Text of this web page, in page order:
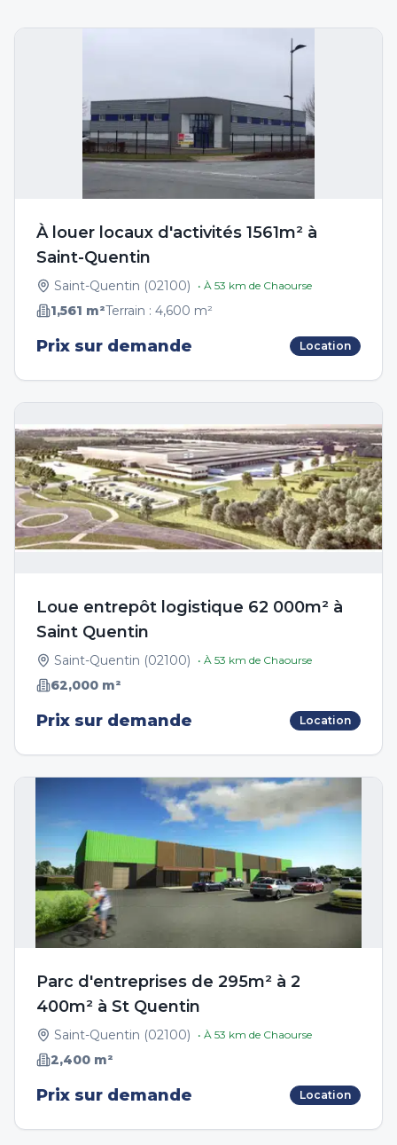
À louer locaux d'activités 1561m² à
Saint-Quentin
Saint-Quentin (02100) • À 53 km de Chaourse
1,561 m²Terrain : 4,600 m²
Prix sur demande Location
Loue entrepôt logistique 62 000m² à
Saint Quentin
Saint-Quentin (02100) • À 53 km de Chaourse
62,000 m²
Prix sur demande Location
Parc d'entreprises de 295m² à 2
400m² à St Quentin
Saint-Quentin (02100) • À 53 km de Chaourse
2,400 m²
Prix sur demande Location